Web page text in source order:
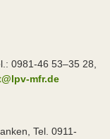
0981-46 53–35 28,
mfr.de
Tel. 0911-